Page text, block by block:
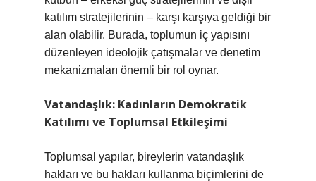
katılım stratejilerinin – karşı karşıya geldiği bir
alan olabilir. Burada, toplumun iç yapısını
düzenleyen ideolojik çatışmalar ve denetim
mekanizmaları önemli bir rol oynar.
Vatandaşlık: Kadınların Demokratik
Katılımı ve Toplumsal Etkileşimi
Toplumsal yapılar, bireylerin vatandaşlık
hakları ve bu hakları kullanma biçimlerini de